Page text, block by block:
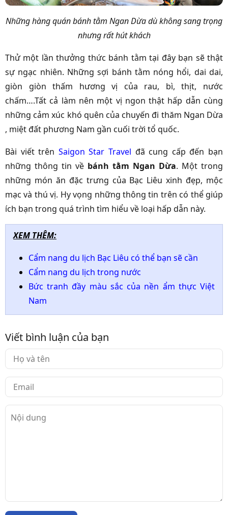
Những hàng quán bánh tằm Ngan Dừa dù không sang trọng
nhưng rất hút khách
Thử một lần thưởng thức bánh tằm tại đây bạn sẽ thật
sự ngạc nhiên. Những sợi bánh tằm nóng hổi, dai dai,
giòn giòn thấm hương vị của rau, bì, thịt, nước
chấm….Tất cả làm nên một vị ngon thật hấp dẫn cùng
những cảm xúc khó quên của chuyến đi thăm Ngan Dừa
, miệt đất phương Nam gần cuối trời tổ quốc.
Bài viết trên Saigon Star Travel đã cung cấp đến bạn
những thông tin về bánh tằm Ngan Dừa. Một trong
những món ăn đặc trưng của Bạc Liêu xinh đẹp, mộc
mạc và thú vị. Hy vọng những thông tin trên có thể giúp
ích bạn trong quá trình tìm hiểu về loại hấp dẫn này.
XEM THÊM:
Cẩm nang du lịch Bạc Liêu có thể bạn sẽ cần
Cẩm nang du lịch trong nước
Bức tranh đầy màu sắc của nền ẩm thực Việt
Nam
Viết bình luận của bạn